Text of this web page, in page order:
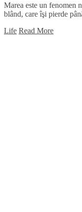
Marea este un fenomen
blând, care îşi pierde
Life Read More